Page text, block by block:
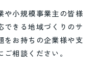
や小規模事業主の皆様
できる地域づくりのサ
をお持ちの企業様や支
相談ください。